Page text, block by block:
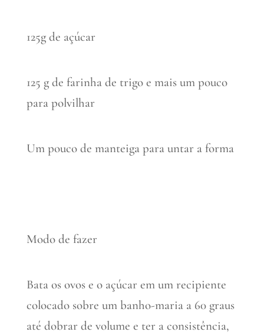
125g de açúcar
125 g de farinha de trigo e mais um pouco
para polvilhar
Um pouco de manteiga para untar a forma
Modo de fazer
Bata os ovos e o açúcar em um recipiente
colocado sobre um banho-maria a 60 graus
até dobrar de volume e ter a consistência,